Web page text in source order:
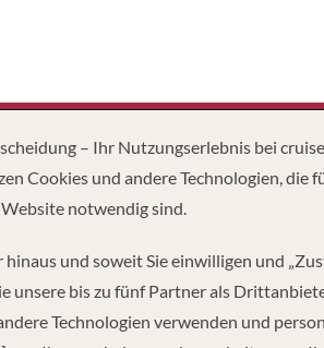
Erwachsene Kinder
– Ihr Nutzungserlebnis bei
Cookies und andere Technologien, die
notwendig sind.
und soweit Sie einwilligen und
unsere bis zu fünf Partner als
Technologien verwenden und